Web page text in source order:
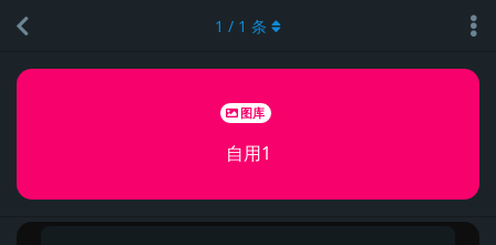
图库
自用1
1 / 1 条